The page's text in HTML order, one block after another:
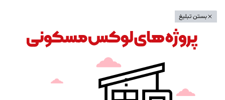
بستن تبلیغ